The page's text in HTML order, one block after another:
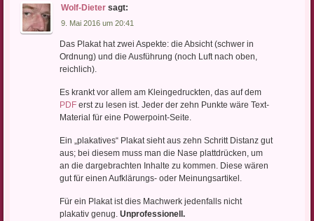
Wolf-Dieter sagt:
9. Mai 2016 um 20:41
Das Plakat hat zwei Aspekte: die Absicht (schwer in
Ordnung) und die Ausführung (noch Luft nach oben,
reichlich).
Es krankt vor allem am Kleingedruckten, das auf dem
PDFerst zu lesen ist. Jeder der zehn Punkte wäre Text-
Material für eine Powerpoint-Seite.
Ein „plakatives“ Plakat sieht aus zehn Schritt Distanz gut
aus; bei diesem muss man die Nase plattdrücken, um
an die dargebrachten Inhalte zu kommen. Diese wären
gut für einen Aufklärungs- oder Meinungsartikel.
Für ein Plakat ist dies Machwerk jedenfalls nicht
plakativ genug. Unprofessionell.